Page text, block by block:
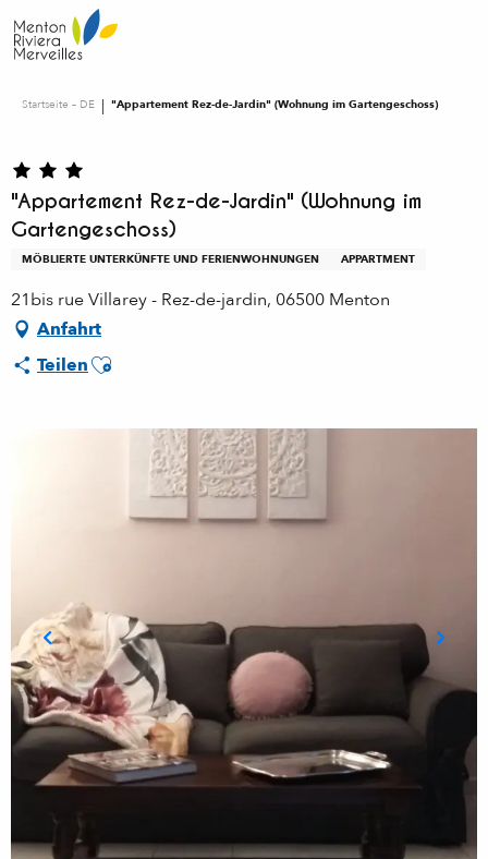
au
contenu
Startseite – DE "Appartement Rez-de-Jardin" (Wohnung im Gartengeschoss)
"Appartement Rez-de-Jardin" (Wohnung im
Gartengeschoss)
MÖBLIERTE UNTERKÜNFTE UND FERIENWOHNUNGEN APPARTMENT
21bis rue Villarey - Rez-de-jardin, 06500 Menton
Anfahrt
TeilenAjouter aux favoris